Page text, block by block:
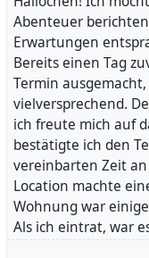
Umständen nicht
Diese Erfahrung hat
wachsam zu sein
Authentizität der
machen. Es ist
Anbieter ehrlich
Ich hoffe, dass
werden können,
respektvollen und
können.
Abenteuer
Erwartungen
Bereits einen Tag
Termin
vielversprechend.
ich freute mich auf
bestätigte ich den
vereinbarten Zeit an
Location machte
Wohnung war
Als ich eintrat, war
Dame, mit der ich